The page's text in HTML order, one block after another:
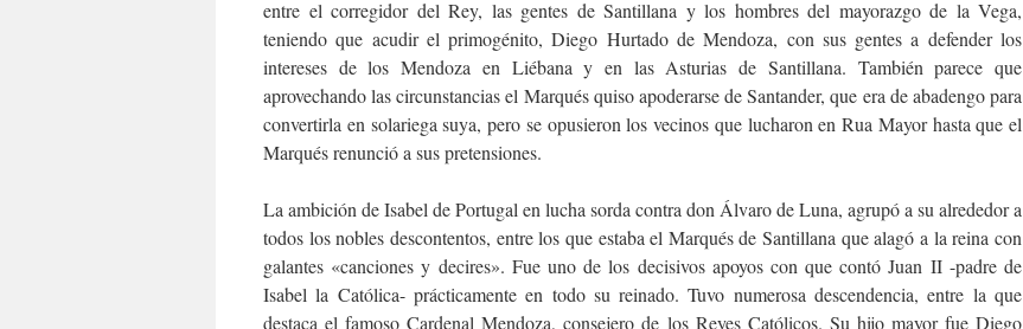
entre el corregidor del Rey, las gentes de Santillana y los hombres del mayorazgo de la Vega,
teniendo que acudir el primogénito, Diego Hurtado de Mendoza, con sus gentes a defender los
intereses de los Mendoza en Liébana y en las Asturias de Santillana. También parece que
aprovechando las circunstancias el Marqués quiso apoderarse de Santander, que era de abadengo para
convertirla en solariega suya, pero se opusieron los vecinos que lucharon en Rua Mayor hasta que el
Marqués renunció a sus pretensiones.
La ambición de Isabel de Portugal en lucha sorda contra don Álvaro de Luna, agrupó a su alrededor a
todos los nobles descontentos, entre los que estaba el Marqués de Santillana que alagó a la reina con
galantes «canciones y decires». Fue uno de los decisivos apoyos con que contó Juan II -padre de
Isabel la Católica- prácticamente en todo su reinado. Tuvo numerosa descendencia, entre la que
destaca el famoso Cardenal Mendoza, consejero de los Reyes Católicos. Su hijo mayor fue Diego